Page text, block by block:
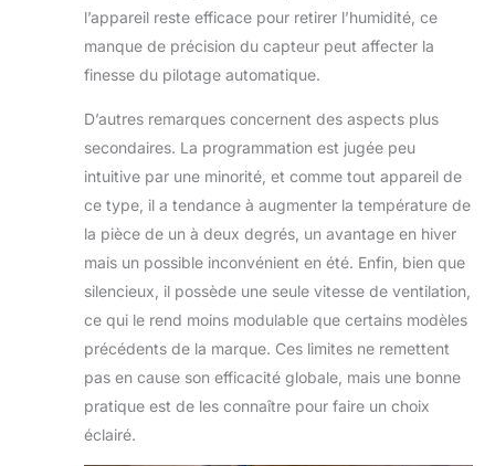
l’appareil reste efficace pour retirer l’humidité, ce
manque de précision du capteur peut affecter la
finesse du pilotage automatique.
D’autres remarques concernent des aspects plus
secondaires. La programmation est jugée peu
intuitive par une minorité, et comme tout appareil de
ce type, il a tendance à augmenter la température de
la pièce de un à deux degrés, un avantage en hiver
mais un possible inconvénient en été. Enfin, bien que
silencieux, il possède une seule vitesse de ventilation,
ce qui le rend moins modulable que certains modèles
précédents de la marque. Ces limites ne remettent
pas en cause son efficacité globale, mais une bonne
pratique est de les connaître pour faire un choix
éclairé.